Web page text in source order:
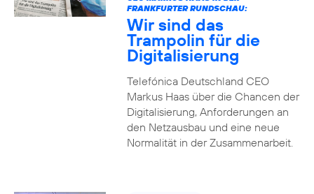
FRANKFURTER RUNDSCHAU:
Wir sind das
Trampolin für die
Digitalisierung
Telefónica Deutschland CEO
Markus Haas über die Chancen der
Digitalisierung, Anforderungen an
den Netzausbau und eine neue
Normalität in der Zusammenarbeit.